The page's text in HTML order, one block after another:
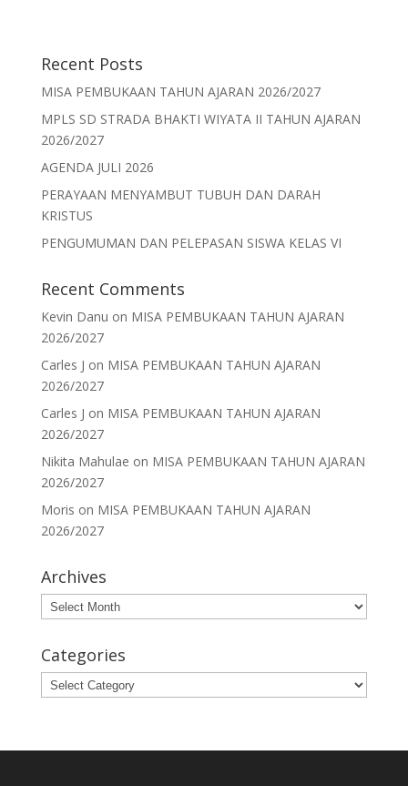
Recent Posts
MISA PEMBUKAAN TAHUN AJARAN 2026/2027
MPLS SD STRADA BHAKTI WIYATA II TAHUN AJARAN
2026/2027
AGENDA JULI 2026
PERAYAAN MENYAMBUT TUBUH DAN DARAH
KRISTUS
PENGUMUMAN DAN PELEPASAN SISWA KELAS VI
Recent Comments
Kevin Danu on MISA PEMBUKAAN TAHUN AJARAN
2026/2027
Carles J on MISA PEMBUKAAN TAHUN AJARAN
2026/2027
Carles J on MISA PEMBUKAAN TAHUN AJARAN
2026/2027
Nikita Mahulae on MISA PEMBUKAAN TAHUN AJARAN
2026/2027
Moris on MISA PEMBUKAAN TAHUN AJARAN
2026/2027
Archives
Archives
Categories
Categories